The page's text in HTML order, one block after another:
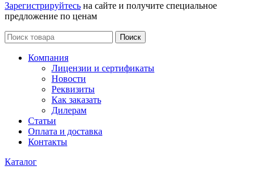
Зарегистрируйтесь на сайте и получите специальное
предложение по ценам
Поиск
Компания
Лицензии и сертификаты
Новости
Реквизиты
Как заказать
Дилерам
Статьи
Оплата и доставка
Контакты
Каталог